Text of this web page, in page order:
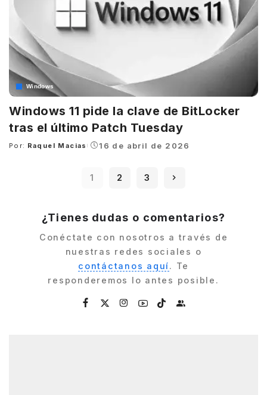
Windows
Windows 11 pide la clave de BitLocker
tras el último Patch Tuesday
Posted
Por: Raquel Macias 16 de abril de 2026
1 2 3
¿Tienes dudas o comentarios?
Conéctate con nosotros a través de
nuestras redes sociales o
contáctanos aquí. Te
responderemos lo antes posible.